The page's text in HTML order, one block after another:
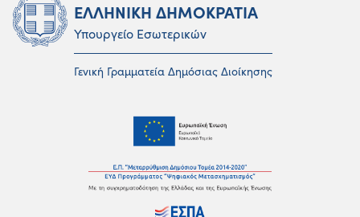
ΕΛΛΗΝΙΚΗ ΔΗΜΟΚΡΑΤΙΑ
Υπουργείο Εσωτερικών
Γενική Γραμματεία Δημόσιας Διοίκησης